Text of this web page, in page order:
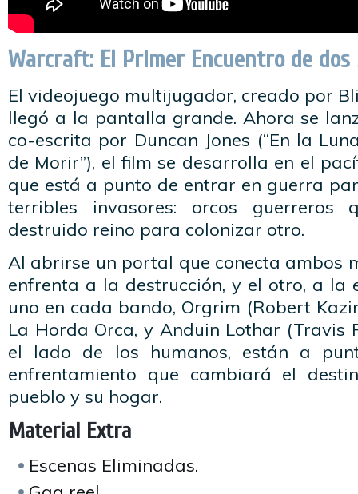
Warcraft: El Primer Encuentro de
El videojuego multijugador, creado por
llegó a la pantalla grande. Ahora se
co-escrita por Duncan Jones (“En la
de Morir”), el film se desarrolla en el
que está a punto de entrar en guerra
terribles invasores: orcos guerreros
destruido reino para colonizar otro.
Al abrirse un portal que conecta ambos
enfrenta a la destrucción, y el otro, a la
uno en cada bando, Orgrim (Robert
La Horda Orca, y Anduin Lothar (Travis
el lado de los humanos, están a
enfrentamiento que cambiará el
pueblo y su hogar.
Material Extra
Escenas Eliminadas.